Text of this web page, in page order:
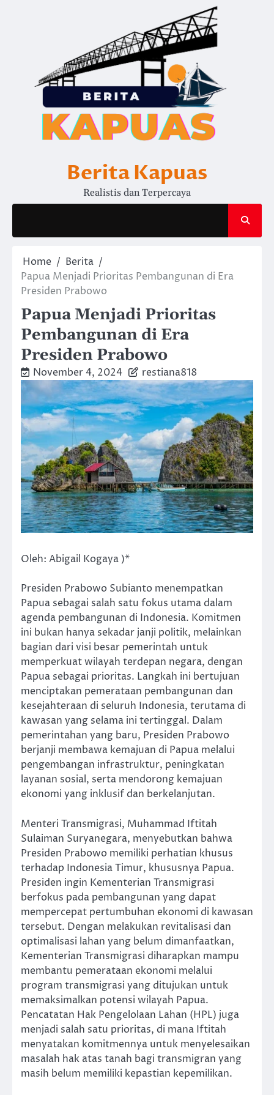
Berita Kapuas
Realistis dan Terpercaya
Home
Berita
Papua Menjadi Prioritas Pembangunan di Era
Presiden Prabowo
Papua Menjadi Prioritas
Pembangunan di Era
Presiden Prabowo
November 4, 2024 restiana818
Oleh: Abigail Kogaya )*
Presiden Prabowo Subianto menempatkan
Papua sebagai salah satu fokus utama dalam
agenda pembangunan di Indonesia. Komitmen
ini bukan hanya sekadar janji politik, melainkan
bagian dari visi besar pemerintah untuk
memperkuat wilayah terdepan negara, dengan
Papua sebagai prioritas. Langkah ini bertujuan
menciptakan pemerataan pembangunan dan
kesejahteraan di seluruh Indonesia, terutama di
kawasan yang selama ini tertinggal. Dalam
pemerintahan yang baru, Presiden Prabowo
berjanji membawa kemajuan di Papua melalui
pengembangan infrastruktur, peningkatan
layanan sosial, serta mendorong kemajuan
ekonomi yang inklusif dan berkelanjutan.
Menteri Transmigrasi, Muhammad Iftitah
Sulaiman Suryanegara, menyebutkan bahwa
Presiden Prabowo memiliki perhatian khusus
terhadap Indonesia Timur, khususnya Papua.
Presiden ingin Kementerian Transmigrasi
berfokus pada pembangunan yang dapat
mempercepat pertumbuhan ekonomi di kawasan
tersebut. Dengan melakukan revitalisasi dan
optimalisasi lahan yang belum dimanfaatkan,
Kementerian Transmigrasi diharapkan mampu
membantu pemerataan ekonomi melalui
program transmigrasi yang ditujukan untuk
memaksimalkan potensi wilayah Papua.
Pencatatan Hak Pengelolaan Lahan (HPL) juga
menjadi salah satu prioritas, di mana Iftitah
menyatakan komitmennya untuk menyelesaikan
masalah hak atas tanah bagi transmigran yang
masih belum memiliki kepastian kepemilikan.